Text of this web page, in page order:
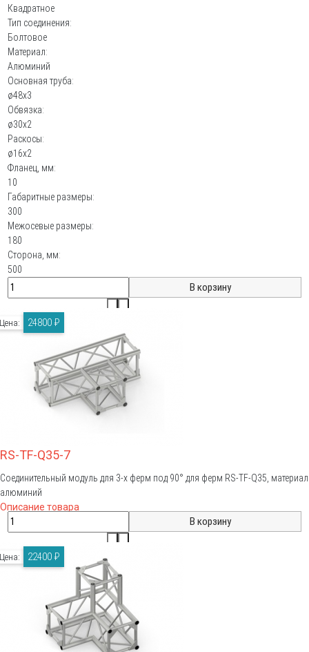
Квадратное
Тип соединения:
Болтовое
Материал:
Алюминий
Основная труба:
ø48х3
Обвязка:
ø30х2
Раскосы:
ø16х2
Фланец, мм:
10
Габаритные размеры:
300
Межосевые размеры:
180
Сторона, мм:
500
RS-TF-Q35-7
Соединительный модуль для 3-х ферм под 90° для ферм RS-TF-Q35, материал
алюминий
Описание товара
Цена: 24800 ₽
Цена: 22400 ₽